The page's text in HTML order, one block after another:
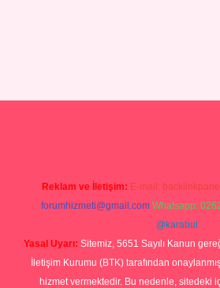
Reklam ve İletişim: E-mail:
forumhizmeti@gmail.com Whatsapp:
@karabul
Yasal Uyarı: Sitemiz, 5651 Sayılı Kanun
İletişim Kurumu (BTK) tarafından
hizmet vermektedir. Bu nedenle, sitedeki